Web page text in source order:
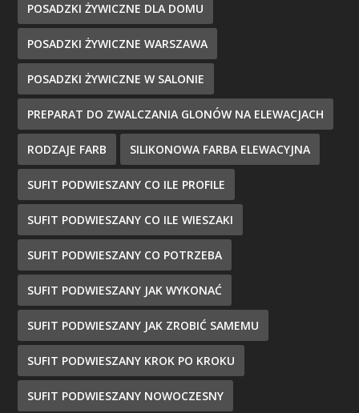
POSADZKI ŻYWICZNE DLA DOMU
POSADZKI ŻYWICZNE WARSZAWA
POSADZKI ŻYWICZNE W SALONIE
PREPARAT DO ZWALCZANIA GLONÓW NA ELEWACJACH
RODZAJE FARB SILIKONOWA FARBA ELEWACYJNA
SUFIT PODWIESZANY CO ILE PROFILE
SUFIT PODWIESZANY CO ILE WIESZAKI
SUFIT PODWIESZANY CO POTRZEBA
SUFIT PODWIESZANY JAK WYKONAĆ
SUFIT PODWIESZANY JAK ZROBIĆ SAMEMU
SUFIT PODWIESZANY KROK PO KROKU
SUFIT PODWIESZANY NOWOCZESNY